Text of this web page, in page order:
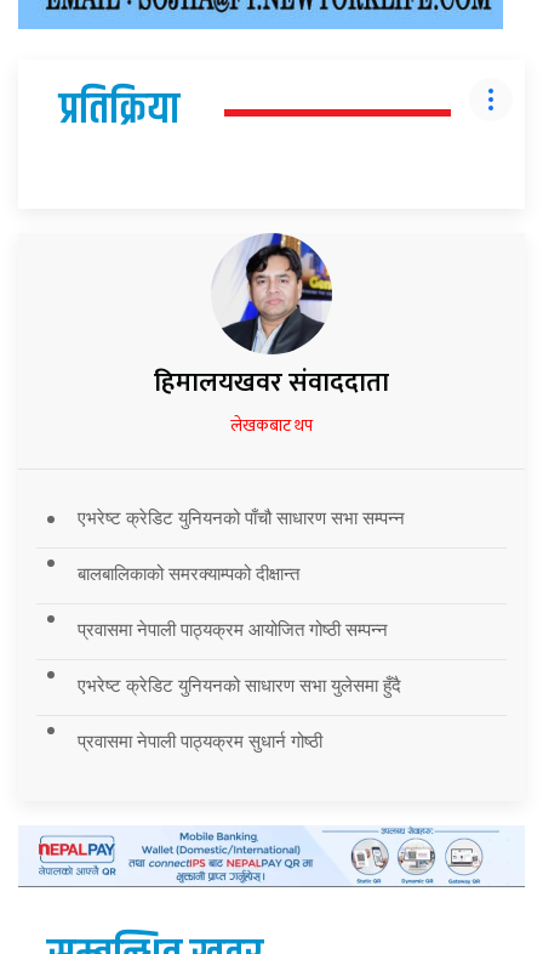
प्रतिक्रिया
हिमालयखवर संवाददाता
लेखकबाट थप
एभरेष्ट क्रेडिट युनियनको पाँचौ साधारण सभा सम्पन्न
बालबालिकाको समरक्याम्पको दीक्षान्त
प्रवासमा नेपाली पाठ्यक्रम आयोजित गोष्ठी सम्पन्न
एभरेष्ट क्रेडिट युनियनको साधारण सभा युलेसमा हुँदै
प्रवासमा नेपाली पाठ्यक्रम सुधार्न गोष्ठी